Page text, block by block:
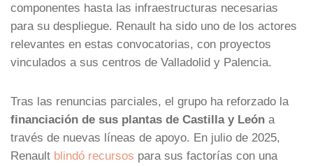
componentes hasta las infraestructuras necesarias
para su despliegue. Renault ha sido uno de los actores
relevantes en estas convocatorias, con proyectos
vinculados a sus centros de Valladolid y Palencia.
Tras las renuncias parciales, el grupo ha reforzado la
financiación de sus plantas de Castilla y León a
través de nuevas líneas de apoyo. En julio de 2025,
Renault blindó recursos para sus factorías con una